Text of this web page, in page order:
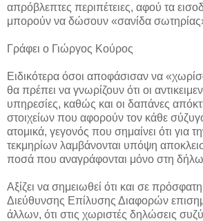
απρόβλεπτες περιπέτειες, αφού τα
μπορούν να δώσουν «σανίδα
Γράφει ο Γιώργος Κούρος
Ειδικότερα όσοι αποφάσισαν να
θα πρέπει να γνωρίζουν ότι οι
υπηρεσίες, καθώς και οι δαπάνες
στοιχείων που αφορούν τον κάθε
ατομικά, γεγονός που σημαίνει ότι για
τεκμηρίων λαμβάνονται υπόψη
ποσά που αναγράφονται μόνο στη
Αξίζει να σημειωθεί ότι και σε
Διεύθυνσης Επίλυσης Διαφορών
άλλων, ότι στις χωριστές δηλώσεις